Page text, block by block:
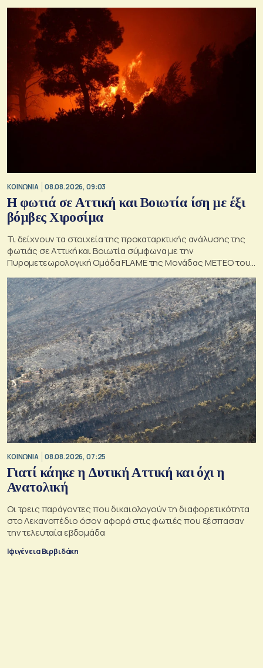
ΚΟΙΝΩΝΙΑ 08.08.2026, 09:03
Η φωτιά σε Αττική και Βοιωτία ίση με έξι
βόμβες Χιροσίμα
Τι δείχνουν τα στοιχεία της προκαταρκτικής ανάλυσης της
φωτιάς σε Αττική και Βοιωτία σύμφωνα με την
Πυρομετεωρολογική Ομάδα FLAME της Μονάδας ΜΕΤΕΟ του
ΚΟΙΝΩΝΙΑ 08.08.2026, 07:25
Γιατί κάηκε η Δυτική Αττική και όχι η
Ανατολική
Oι τρεις παράγοντες που δικαιολογούν τη διαφορετικότητα
στο Λεκανοπέδιο όσον αφορά στις φωτιές που ξέσπασαν
την τελευταία εβδομάδα
Ιφιγένεια Βιρβιδάκη